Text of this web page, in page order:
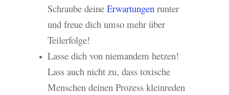
Schraube deine Erwartungenrunter
und freue dich umso mehr über
Teilerfolge!
Lasse dich von niemandem hetzen!
Lass auch nicht zu, dass toxische
Menschen deinen Prozess kleinreden